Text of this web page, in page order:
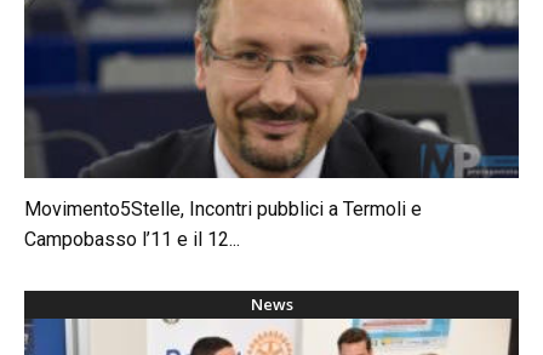
Movimento5Stelle, Incontri pubblici a Termoli e
Campobasso l’11 e il 12...
News